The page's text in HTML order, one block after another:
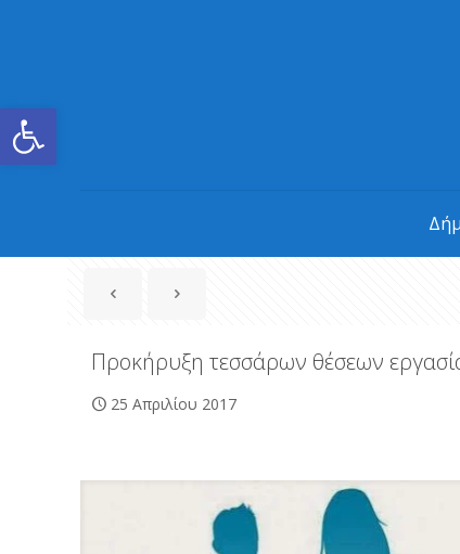
Ανοίξτε τη γραμμή εργαλείων
Προκήρυξη τεσσάρων θέσεων
25 Απριλίου 2017